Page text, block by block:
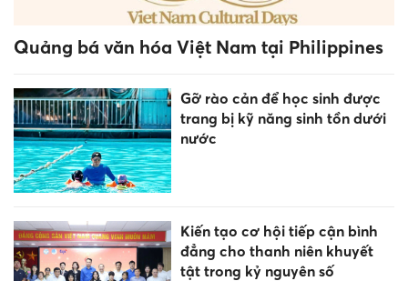
Quảng bá văn hóa Việt Nam tại Philippines
Gỡ rào cản để học sinh được
trang bị kỹ năng sinh tồn dưới
nước
Kiến tạo cơ hội tiếp cận bình
đẳng cho thanh niên khuyết
tật trong kỷ nguyên số